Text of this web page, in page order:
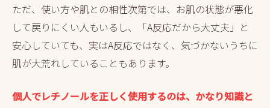
ただ、使い方や肌との相性次第では、お肌の状態が悪化
して戻りにくい人もいるし、「A反応だから大丈夫」と
安心していても、実はA反応ではなく、気づかないうちに
肌が大荒れしていることもあります。
個人でレチノールを正しく使用するのは、かなり知識と